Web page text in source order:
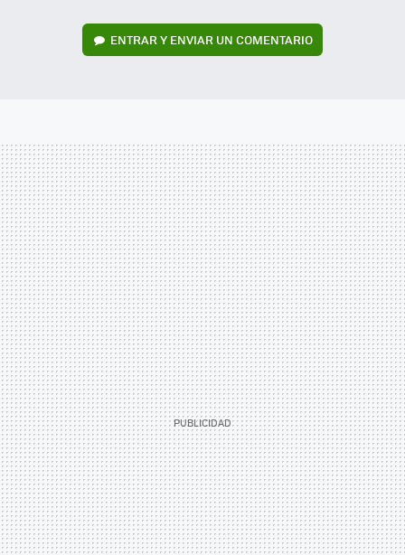
ENTRAR Y ENVIAR UN COMENTARIO